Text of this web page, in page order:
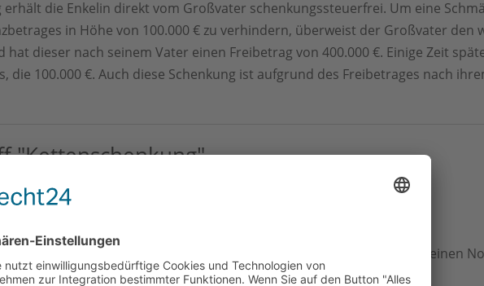
erhält die Enkelin direkt vom Großvater schenkungssteuerfrei. Um eine
in Höhe von 100.000 € zu verhindern, überweist der Großvater den
hat dieser nach seinem Vater einen Freibetrag von 400.000 €. Einige Zeit
die 100.000 €. Auch diese Schenkung ist aufgrund des Freibetrages nach
"Kettenschenkung"
von Erbschaftssteuer wählen müssen
OLG Frankfurt am Main durch Urteil vom 29.05.2015 (4 U 202/14) einen
...